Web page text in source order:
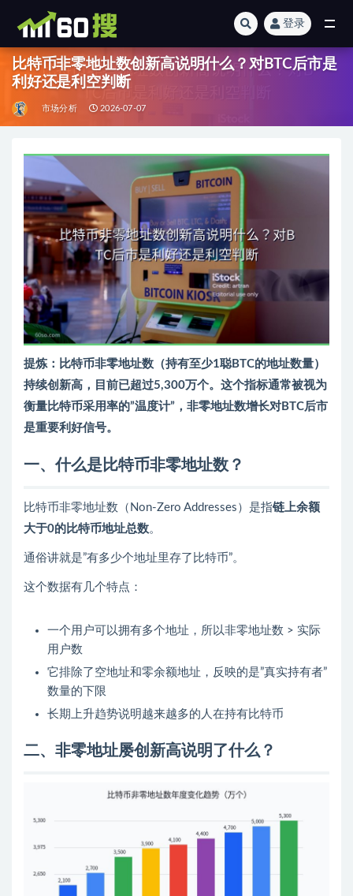
登录
比特币非零地址数创新高说明什么？对BTC后市是
利好还是利空判断
市场分析 2026-07-07
提炼：比特币非零地址数（持有至少1聪BTC的地址数量）
持续创新高，目前已超过5,300万个。这个指标通常被视为
衡量比特币采用率的”温度计”，非零地址数增长对BTC后市
是重要利好信号。
一、什么是比特币非零地址数？
比特币非零地址数（Non-Zero Addresses）是指链上余额
大于0的比特币地址总数。
通俗讲就是”有多少个地址里存了比特币”。
这个数据有几个特点：
一个用户可以拥有多个地址，所以非零地址数 > 实际
用户数
它排除了空地址和零余额地址，反映的是”真实持有者”
数量的下限
长期上升趋势说明越来越多的人在持有比特币
二、非零地址屡创新高说明了什么？